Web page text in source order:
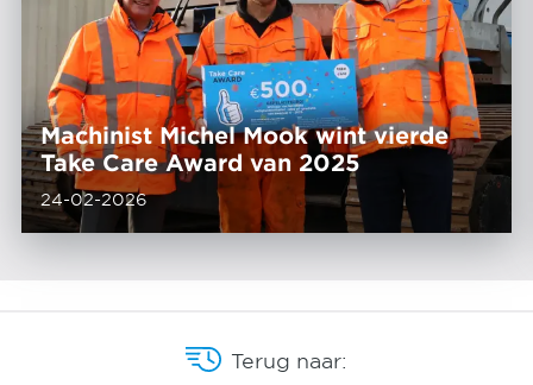
Machinist Michel Mook wint vierde
Take Care Award van 2025
24-02-2026
Terug naar: